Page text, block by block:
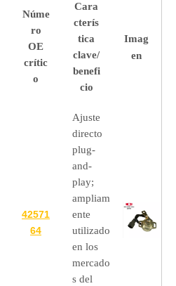
Núme
ro
OE
crític
o
Cara
cterís
tica
clave/
benefi
cio
Imag
en
42571
64
Ajuste
directo
plug-
and-
play;
ampliam
ente
utilizado
en los
mercado
s del